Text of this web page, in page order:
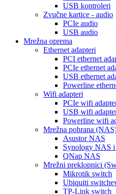
USB kontroleri
Zvučne kartice - audio
PCIe audio
USB audio
Mrežna oprema
Ethernet adapteri
PCI ethernet
PCIe ethernet
USB ethernet
Powerline
Wifi adapteri
PCIe wifi
USB wifi
Powerline wifi
Mrežna pohrana
Asustor NAS
Synology NAS i
QNap NAS
Mrežni preklopnici
Mikrotik switch
Ubiquiti
TP-Link switch